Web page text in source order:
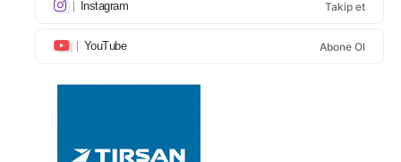
Instagram Takip et
YouTube Abone Ol